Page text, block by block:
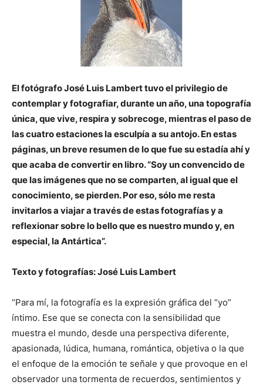
El fotógrafo José Luis Lambert tuvo el privilegio de
contemplar y fotografiar, durante un año, una topografía
única, que vive, respira y sobrecoge, mientras el paso de
las cuatro estaciones la esculpía a su antojo. En estas
páginas, un breve resumen de lo que fue su estadía ahí y
que acaba de convertir en libro. “Soy un convencido de
que las imágenesque no se comparten, al igual que el
conocimiento, se pierden. Por eso, sólome resta
invitarlos a viajar a través de estas fotografías y a
reflexionar sobre lo bello que es nuestro mundo y, en
especial, la Antártica”.
Texto y fotografías: José Luis Lambert
“Para mí, la fotografía es la expresión gráfica del “yo”
íntimo. Ese que se conecta con la sensibilidad que
muestra el mundo, desde una perspectiva diferente,
apasionada, lúdica, humana, romántica, objetiva o la que
el enfoque de la emoción te señale y que provoque en el
observador una tormenta de recuerdos, sentimientos y